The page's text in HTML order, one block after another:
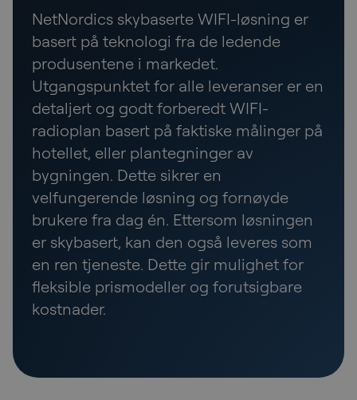
NetNordics skybaserte WIFI-løsning er
basert på teknologi fra de ledende
produsentene i markedet.
Utgangspunktet for alle leveranser er en
detaljert og godt forberedt WIFI-
radioplan basert på faktiske målinger på
hotellet, eller plantegninger av
bygningen. Dette sikrer en
velfungerende løsning og fornøyde
brukere fra dag én. Ettersom løsningen
er skybasert, kan den også leveres som
en ren tjeneste. Dette gir mulighet for
fleksible prismodeller og forutsigbare
kostnader.